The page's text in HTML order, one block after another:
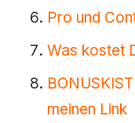
Pro und
Was kostet
meinen Link